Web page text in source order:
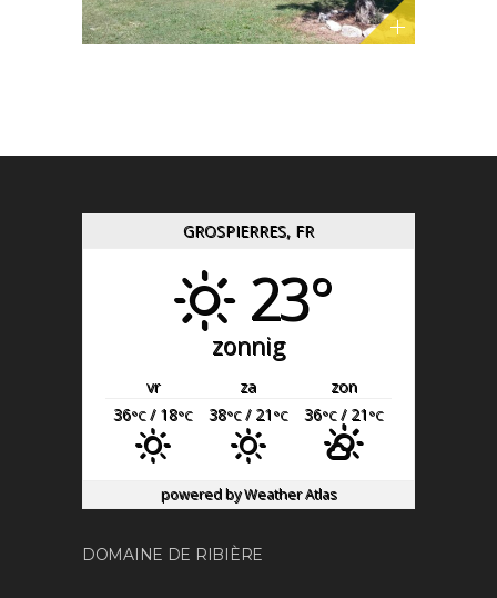
GROSPIERRES, FR
23°
zonnig
vr za
zon
36°C/ 18°C 38°C/ 21 °C 36°C/ 21 °C
powered byWeather Atlas
DOMAINE DE RIBIÈRE